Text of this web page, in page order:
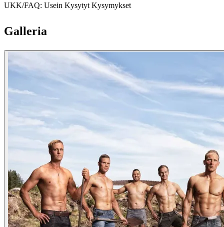
UKK/FAQ: Usein Kysytyt Kysymykset
Galleria